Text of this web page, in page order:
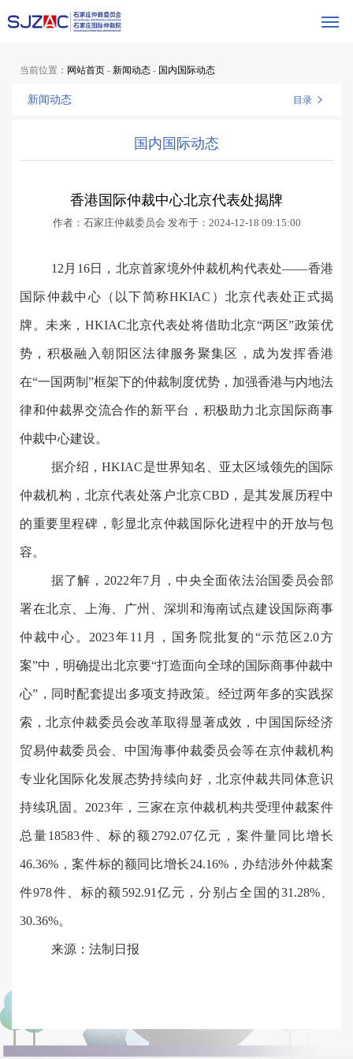
当前位置： 网站首页 - 新闻动态 - 国内国际动态
新闻动态 目录
国内国际动态
香港国际仲裁中心北京代表处揭牌
作者：石家庄仲裁委员会 发布于：2024-12-18 09:15:00
12月16日，北京首家境外仲裁机构代表处——香港
国际仲裁中心（以下简称HKIAC）北京代表处正式揭
牌。未来，HKIAC北京代表处将借助北京“两区”政策优
势，积极融入朝阳区法律服务聚集区，成为发挥香港
在“一国两制”框架下的仲裁制度优势，加强香港与内地法
律和仲裁界交流合作的新平台，积极助力北京国际商事
仲裁中心建设。
据介绍，HKIAC是世界知名、亚太区域领先的国际
仲裁机构，北京代表处落户北京CBD，是其发展历程中
的重要里程碑，彰显北京仲裁国际化进程中的开放与包
容。
据了解，2022年7月，中央全面依法治国委员会部
署在北京、上海、广州、深圳和海南试点建设国际商事
仲裁中心。2023年11月，国务院批复的“示范区2.0方
案”中，明确提出北京要“打造面向全球的国际商事仲裁中
心”，同时配套提出多项支持政策。经过两年多的实践探
索，北京仲裁委员会改革取得显著成效，中国国际经济
贸易仲裁委员会、中国海事仲裁委员会等在京仲裁机构
专业化国际化发展态势持续向好，北京仲裁共同体意识
持续巩固。2023年，三家在京仲裁机构共受理仲裁案件
总量18583件、标的额2792.07亿元，案件量同比增长
46.36%，案件标的额同比增长24.16%，办结涉外仲裁案
件978件、标的额592.91亿元，分别占全国的31.28%、
30.36%。
来源：法制日报